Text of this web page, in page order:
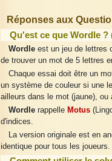
Réponses aux
Qu'est ce que Wordle ?
Wordleest un jeu de lettres
de trouver un mot de 5 lettres
Chaque essai doit être un
un système de couleur si une
ailleurs dans le mot (jaune),
Wordlerappelle Motus
d'indices.
La version originale est en
identique pour tous les joueurs.